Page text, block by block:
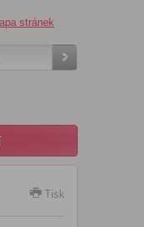
stránek
Tisk